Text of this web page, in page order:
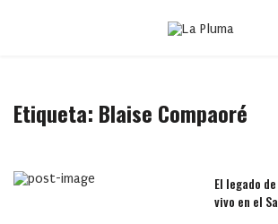
Etiqueta: Blaise Compaoré
El legado
vivo en el